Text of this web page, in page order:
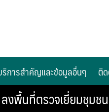
การสำคัญและข้อมูลอื่นๆ ติ
พื้นที่ตรวจเยี่ยมชุมช